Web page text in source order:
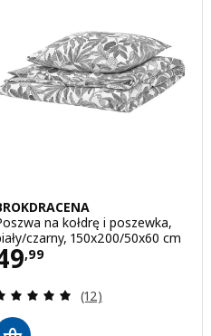
na kołdrę i poszewka,
czarny, 150x200/50x60 cm
,99 49,99
Recenzja: 4.9 z 5
(12)